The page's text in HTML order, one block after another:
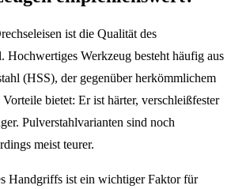
ist die Qualität des
Hochwertiges Werkzeug besteht häufig aus
(HSS), der gegenüber herkömmlichem
bietet: Er ist härter, verschleißfester
Pulverstahlvarianten sind noch
meist teurer.
Handgriffs ist ein wichtiger Faktor für